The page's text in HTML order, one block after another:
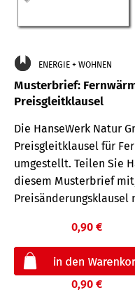
ENERGIE + WOHNEN
Musterbrief:
Preisgleitklausel
Die HanseWerk Natur
Preisgleitklausel für
umgestellt. Teilen Sie
diesem Musterbrief
0,90 €
0,90 €